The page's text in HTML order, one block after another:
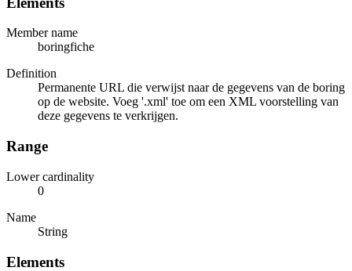
Member name
boringfiche
Definition
Permanente URL die verwijst naar de gegevens van de boring
op de website. Voeg '.xml' toe om een XML voorstelling van
deze gegevens te verkrijgen.
Range
Lower cardinality
0
Name
String
Elements